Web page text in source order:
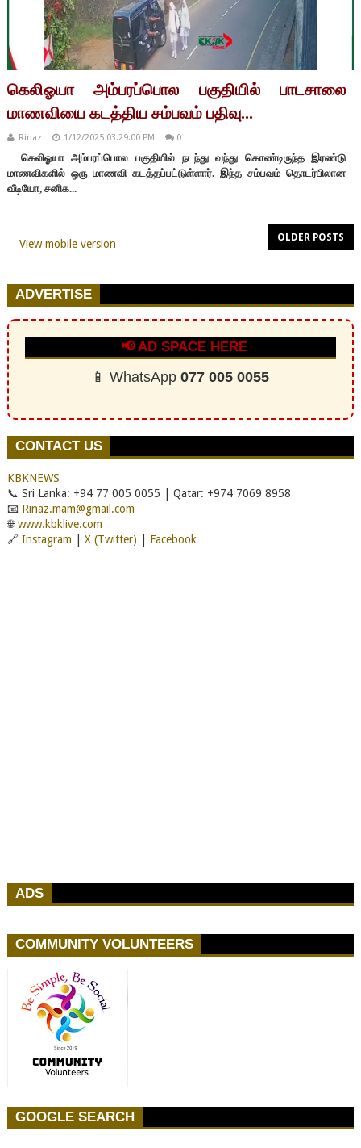
கெலிஓயா அம்பரப்பொல பகுதியில் பாடசாலை
மாணவியை கடத்திய சம்பவம் பதிவு...
Rinaz 1/12/2025 03:29:00 PM 0
கெலிஓயா அம்பரப்பொல பகுதியில் நடந்து வந்து கொண்டிருந்த இரண்டு
மாணவிகளில் ஒரு மாணவி கடத்தப்பட்டுள்ளார். இந்த சம்பவம் தொடர்பிலான
வீடியோ, சனிக...
OLDER POSTS
View mobile version
ADVERTISE
📢 AD SPACE HERE
📱 WhatsApp077 005 0055
CONTACT US
KBKNEWS
📞 Sri Lanka: +94 77 005 0055 | Qatar: +974 7069 8958
📧 Rinaz.mam@gmail.com
🌐www.kbklive.com
🔗 Instagram | X (Twitter) | Facebook
ADS
COMMUNITY VOLUNTEERS
GOOGLE SEARCH